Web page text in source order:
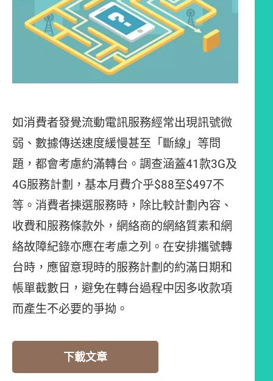
如消費者發覺流動電訊服務經常出現訊號微
弱、數據傳送速度緩慢甚至「斷線」等問
題，都會考慮約滿轉台。調查涵蓋41款3G及
4G服務計劃，基本月費介乎$88至$497不
等。消費者揀選服務時，除比較計劃內容、
收費和服務條款外，網絡商的網絡質素和網
絡故障紀錄亦應在考慮之列。在安排攜號轉
台時，應留意現時的服務計劃的約滿日期和
帳單截數日，避免在轉台過程中因多收款項
而產生不必要的爭拗。
下載文章